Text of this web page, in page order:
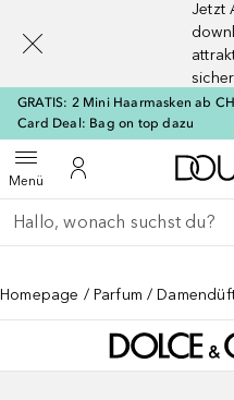
Jetzt
GRATIS: 2 Mini Haarmasken ab
Card Deal: Bag on top dazu
MenüMenü öffnenZu Meinem
Gehe zurück
Suche ausführen
Homepage Parfum